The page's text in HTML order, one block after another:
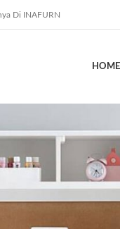
Di INAFURN
HOME